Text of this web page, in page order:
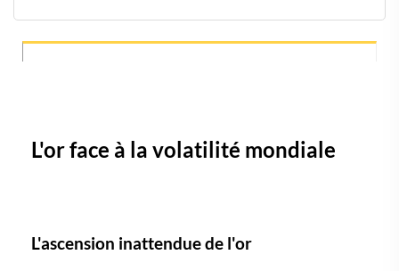
L'or face à la volatilité mondiale
L'ascension inattendue de l'or